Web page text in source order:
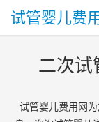
试管婴儿费
二次试
试管婴儿费用网